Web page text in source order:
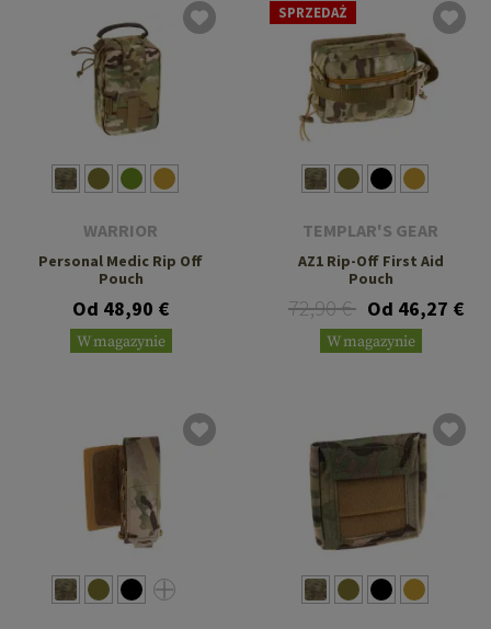
WARRIOR
Personal Medic Rip Off
Pouch
Od 48,90 €
W magazynie
SPRZEDAŻ
TEMPLAR'S GEAR
AZ1 Rip-Off First Aid
Pouch
72,90 € Od 46,27 €
W magazynie